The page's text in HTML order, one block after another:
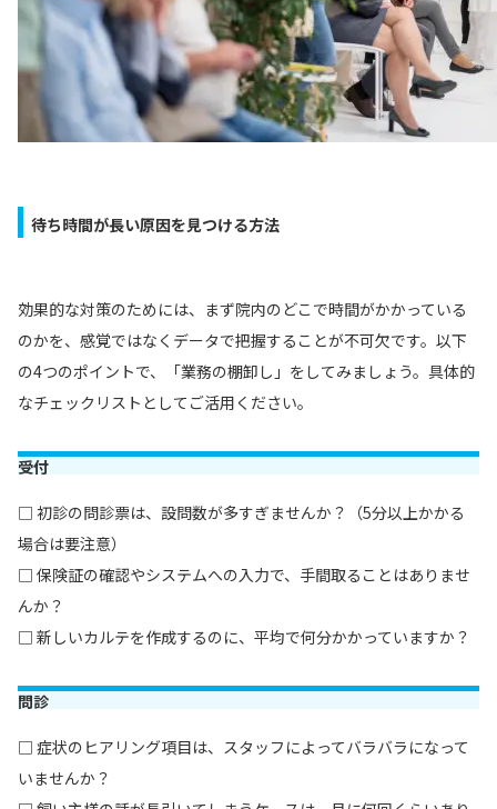
待ち時間が長い原因を見つける方法
効果的な対策のためには、まず院内のどこで時間がかかっている
のかを、感覚ではなくデータで把握することが不可欠です。以下
の4つのポイントで、「業務の棚卸し」をしてみましょう。具体的
なチェックリストとしてご活用ください。
受付
□ 初診の問診票は、設問数が多すぎませんか？（5分以上かかる
場合は要注意）
□ 保険証の確認やシステムへの入力で、手間取ることはありませ
んか？
□ 新しいカルテを作成するのに、平均で何分かかっていますか？
問診
□ 症状のヒアリング項目は、スタッフによってバラバラになって
いませんか？